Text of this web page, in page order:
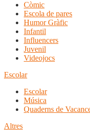
Còmic
Escola de pares
Humor Gràfic
Infantil
Influencers
Juvenil
Videojocs
Escolar
Escolar
Música
Quaderns de
Altres